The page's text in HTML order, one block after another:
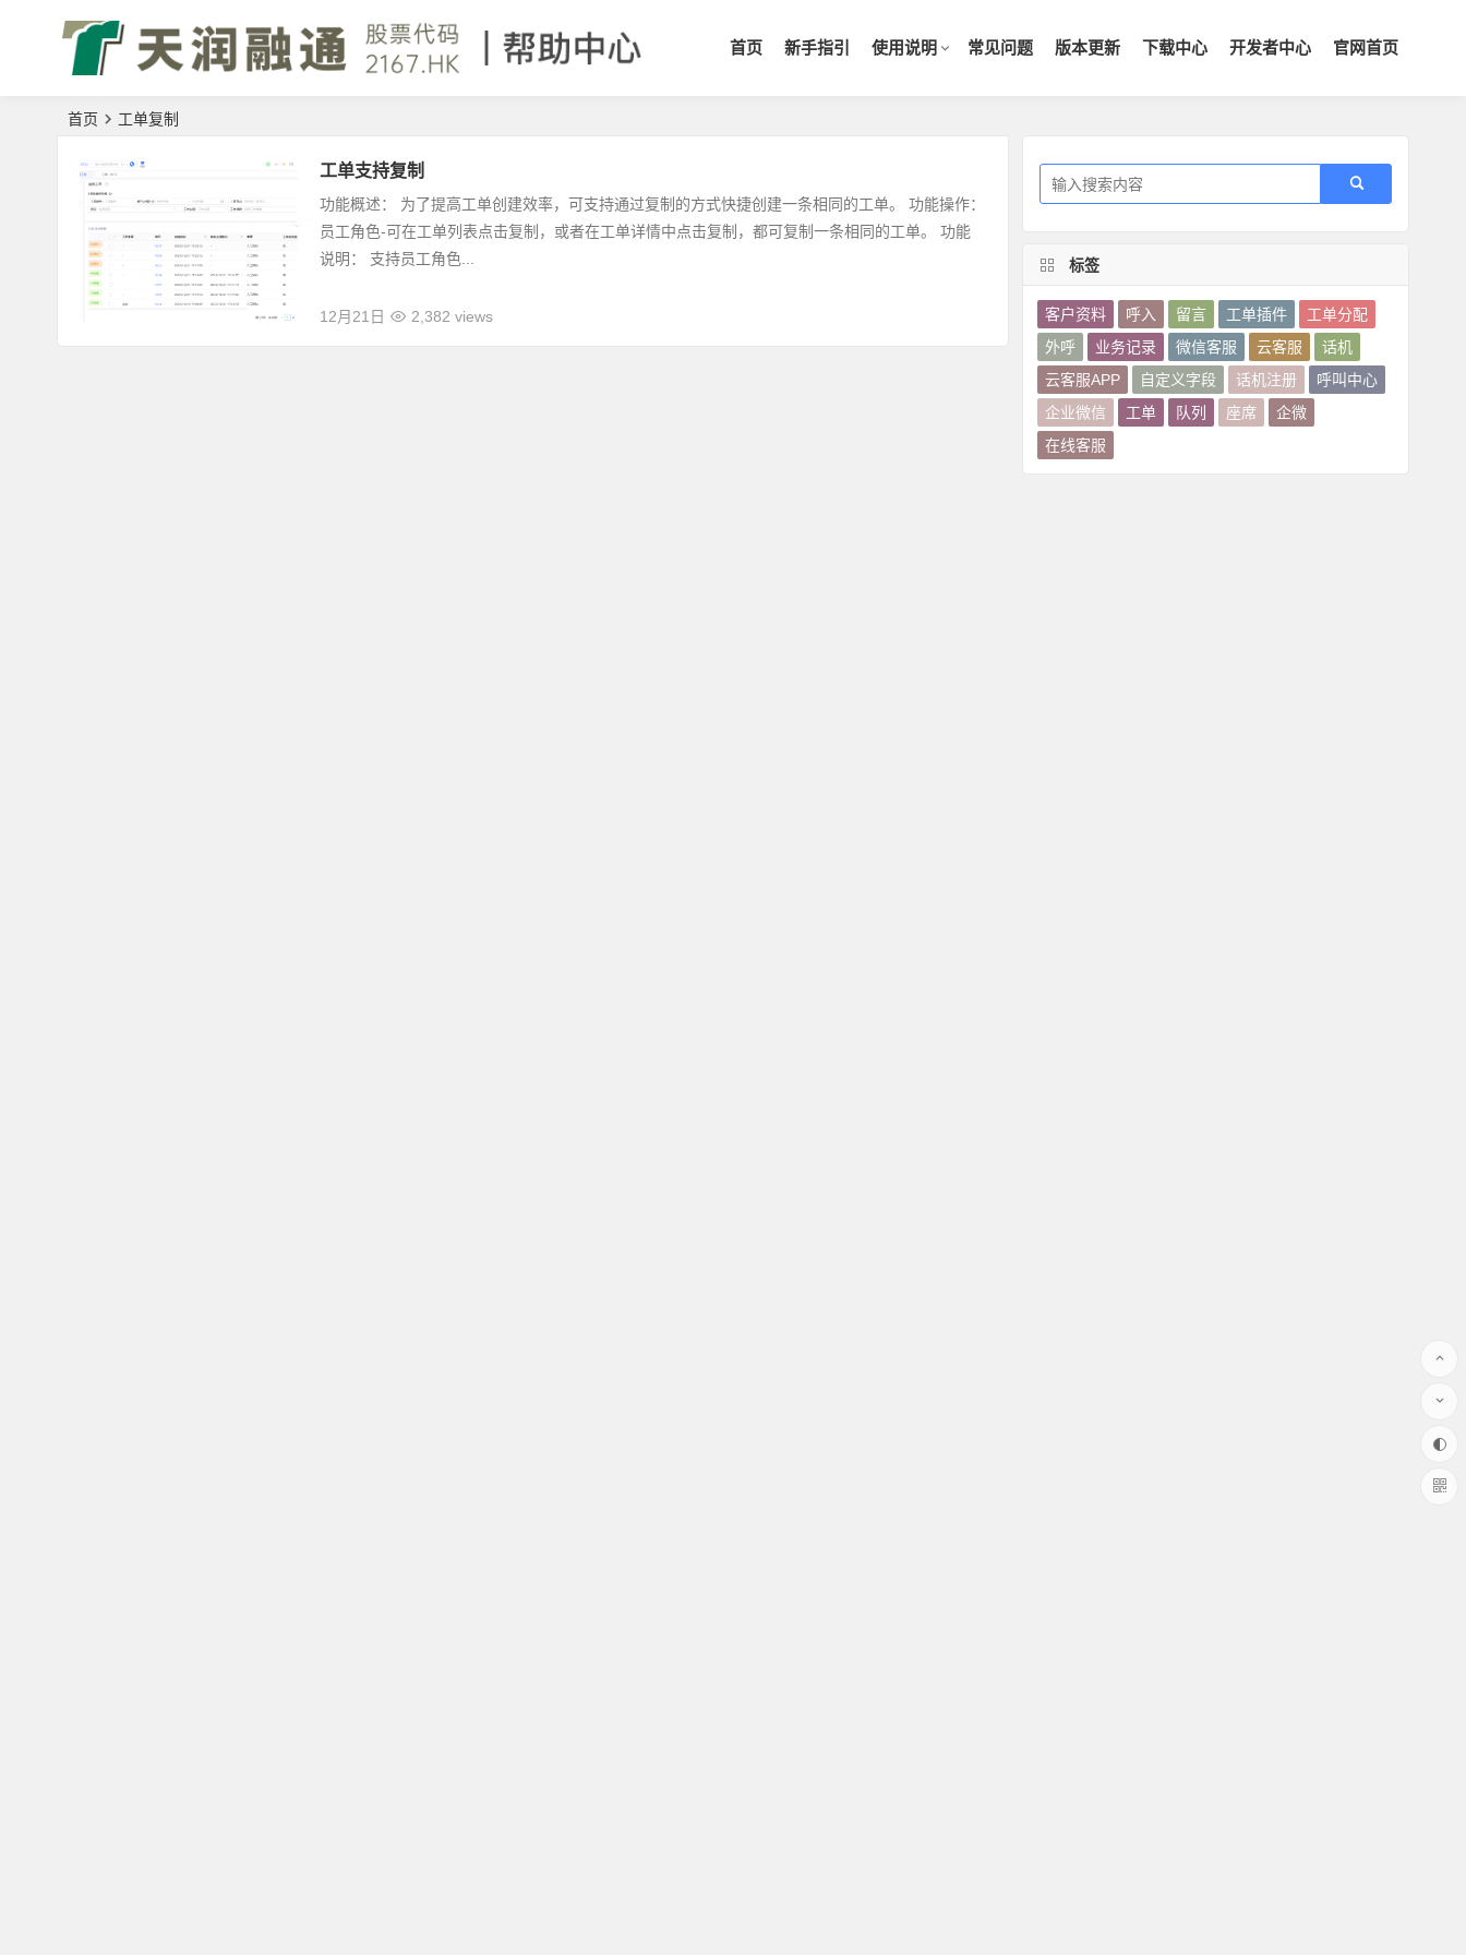
首页 新手指引 使用说明 常见问题 版本更新 下载中心 开发者中心 官网首页
首页 工单复制
工单支持复制
功能概述： 为了提高工单创建效率，可支持通过复制的方式快捷创建一条相同的工单。 功能操作：
员工角色-可在工单列表点击复制，或者在工单详情中点击复制，都可复制一条相同的工单。 功能
说明： 支持员工角色...
12月21日 2,382 views
标签
客户资料 呼入 留言 工单插件
工单分配
外呼
业务记录 微信客服 云客服
话机
云客服APP
自定义字段 话机注册
呼叫中心
企业微信
工单 队列 座席
企微
在线客服